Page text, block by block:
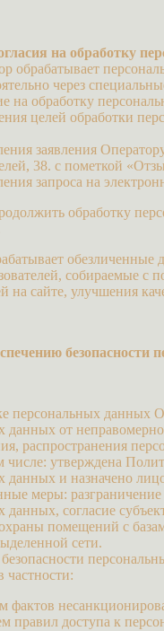
на обработку
обрабатывает
через
на обработку
целей обработки
заявления
38. с пометкой
запроса на
обработку
обезличенные
собираемые с
на сайте, улучшения
безопасности
персональных данных
данных от
распространения
числе: утверждена
данных и назначено
меры:
данных, согласие
помещений с
сети.
частности:
фактов
правил доступа к